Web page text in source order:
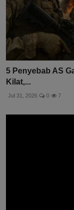
5 Penyebab AS
Kilat,...
Jul 31, 2026 0 7